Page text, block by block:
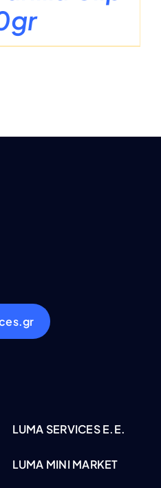
LUMA SERVICES E.E.
LUMA MINI MARKET